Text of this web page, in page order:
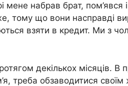
мене набрав брат,
тому що вони насправді
взяти в кредит. Ми з
декількох місяців. В
треба обзаводитися